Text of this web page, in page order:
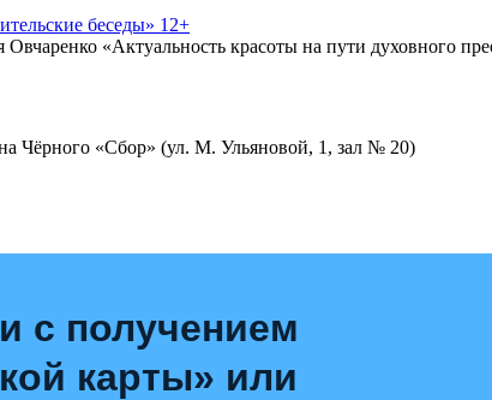
беседы» 12+
«Актуальность красоты на пути духовного
Чёрного «Сбор» (ул. М. Ульяновой, 1, зал № 20)
с получением
карты» или